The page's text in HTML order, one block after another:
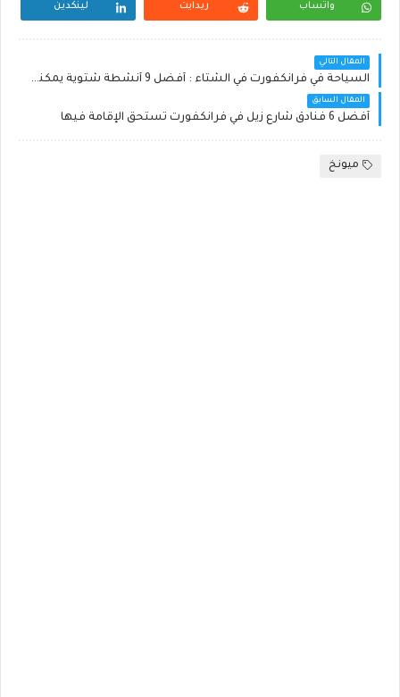
واتساب ريدايت لينكدين
المقال التالي
السياحة في فرانكفورت في الشتاء : أفضل 9 أنشطة شتوية يمكنك القيام بها في فرانكفورت
المقال السابق
أفضل 6 فنادق شارع زيل في فرانكفورت تستحق الإقامة فيها
ميونخ